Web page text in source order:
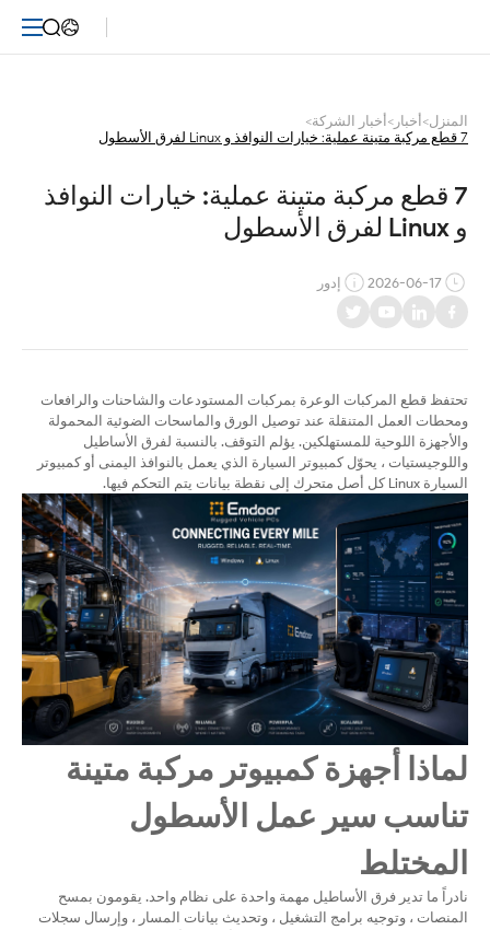
مركبة
متينة
للنوافذ
وأساطيل
لينكس
المنزل> أخبار > أخبار الشركة>
7 قطع مركبة متينة عملية: خيارات النوافذ و Linux لفرق الأسطول
7 قطع مركبة متينة عملية: خيارات النوافذ
و Linux لفرق الأسطول
2026-06-17 إدور
تحتفظ قطع المركبات الوعرة بمركبات المستودعات والشاحنات والرافعات
ومحطات العمل المتنقلة عند توصيل الورق والماسحات الضوئية المحمولة
والأجهزة اللوحية للمستهلكين. يؤلم التوقف. بالنسبة لفرق الأساطيل
واللوجيستيات ، يحوّل كمبيوتر السيارة الذي يعمل بالنوافذ اليمنى أو كمبيوتر
السيارة Linux كل أصل متحرك إلى نقطة بيانات يتم التحكم فيها.
لماذا أجهزة كمبيوتر مركبة متينة
تناسب سير عمل الأسطول
المختلط
نادراً ما تدير فرق الأساطيل مهمة واحدة على نظام واحد. يقومون بمسح
المنصات ، وتوجيه برامج التشغيل ، وتحديث بيانات المسار ، وإرسال سجلات